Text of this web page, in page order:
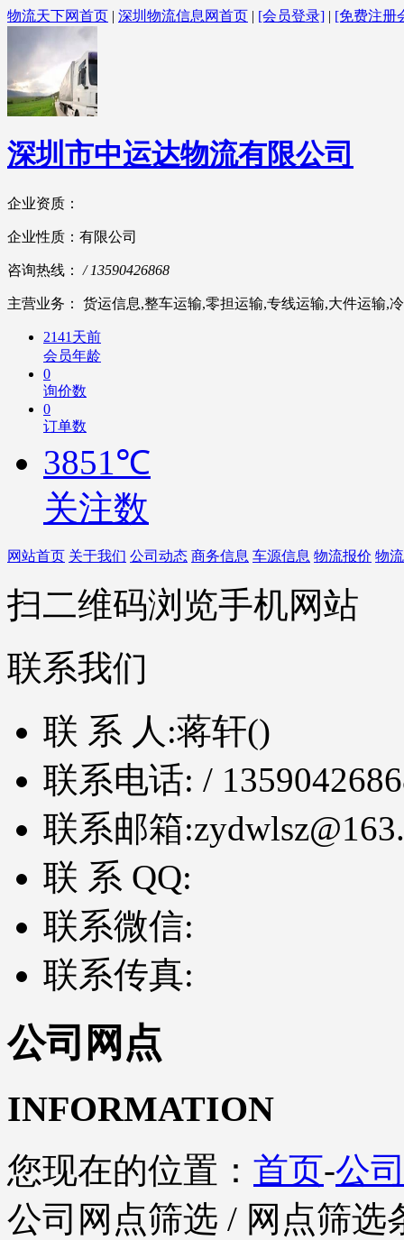
物流天下网首页 | 深圳物流信息网首页 | [会员登录] | [免费注册
深圳市中运达物流有限公司
企业资质：
企业性质：有限公司
咨询热线： / 13590426868
主营业务： 货运信息,整车运输,零担运输,专线运输,大件运输,
2141天前
会员年龄
0
询价数
0
订单数
3851℃
关注数
网站首页 关于我们 公司动态 商务信息 车源信息 物流报价 物
扫二维码浏览手机网站
联系我们
联 系 人:蒋轩()
联系电话: /
联系邮箱:
联 系 QQ:
联系微信:
联系传真:
公司网点
INFORMATION
您现在的位置： 首页-公
公司网点筛选 / 网点筛选